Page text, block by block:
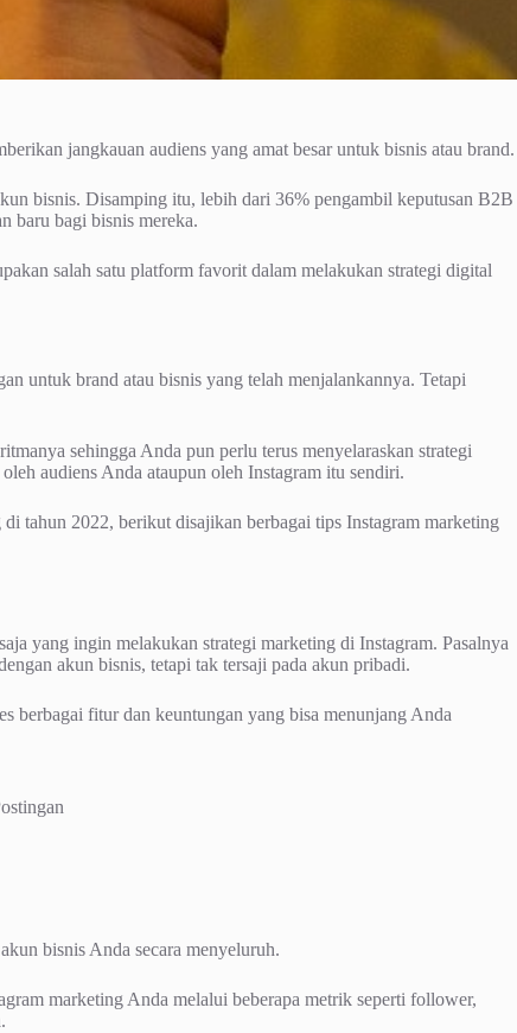
jangkauan audiens yang amat besar untuk bisnis atau brand.
bisnis. Disamping itu, lebih dari 36% pengambil keputusan B2B
baru bagi bisnis mereka.
salah satu platform favorit dalam melakukan strategi digital
untuk brand atau bisnis yang telah menjalankannya. Tetapi
sehingga Anda pun perlu terus menyelaraskan strategi
audiens Anda ataupun oleh Instagram itu sendiri.
tahun 2022, berikut disajikan berbagai tips Instagram marketing
yang ingin melakukan strategi marketing di Instagram. Pasalnya
akun bisnis, tetapi tak tersaji pada akun pribadi.
berbagai fitur dan keuntungan yang bisa menunjang Anda
bisnis Anda secara menyeluruh.
marketing Anda melalui beberapa metrik seperti follower,